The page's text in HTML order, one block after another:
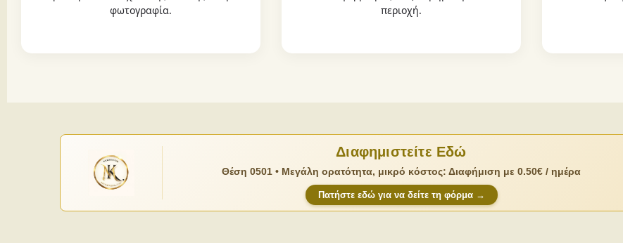
φωτογραφία.
περιοχή.
Διαφημιστείτε Εδώ
Θέση 0501 • Μεγάλη ορατότητα, μικρό κόστος: Διαφήμιση με 0.50€ / ημέρα
Πατήστε εδώ για να δείτε τη φόρμα →